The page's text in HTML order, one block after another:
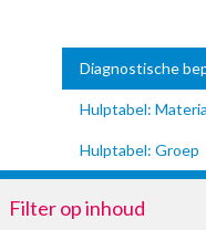
Diagnostische
Hulptabel:
Hulptabel: Groep
Filter op inhoud